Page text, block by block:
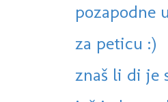
pozapodne
za peticu :)
znaš li di je